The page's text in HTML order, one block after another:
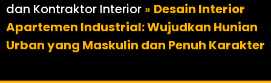
dan Kontraktor Interior » Desain Interior
Apartemen Industrial: Wujudkan Hunian
Urban yang Maskulin dan Penuh Karakter